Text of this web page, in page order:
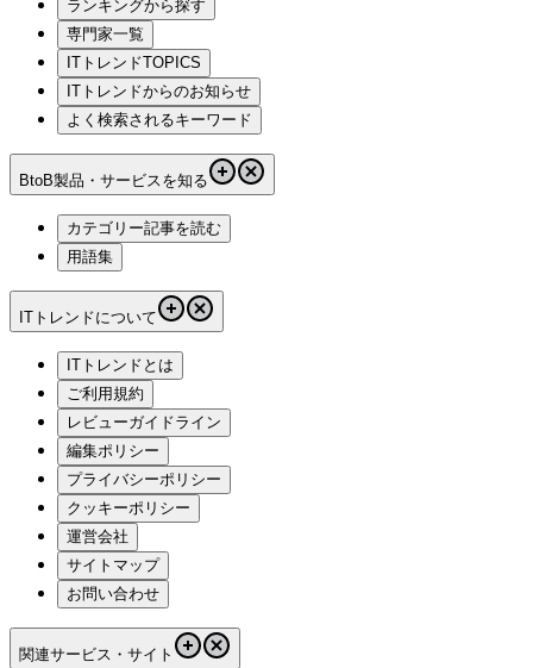
ランキングから探す
専門家一覧
ITトレンドTOPICS
ITトレンドからのお知らせ
よく検索されるキーワード
BtoB製品・サービスを知る
カテゴリー記事を読む
用語集
ITトレンドについて
ITトレンドとは
ご利用規約
レビューガイドライン
編集ポリシー
プライバシーポリシー
クッキーポリシー
運営会社
サイトマップ
お問い合わせ
関連サービス・サイト